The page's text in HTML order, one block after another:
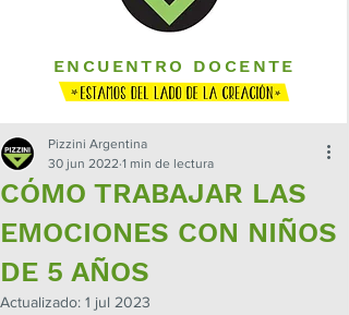
ENCUENTRO DOCENTE
CÓMO TRABAJAR LAS
EMOCIONES CON NIÑOS
DE 5 AÑOS
Pizzini Argentina
30 jun 2022 1 min de lectura
Actualizado: 1 jul 2023